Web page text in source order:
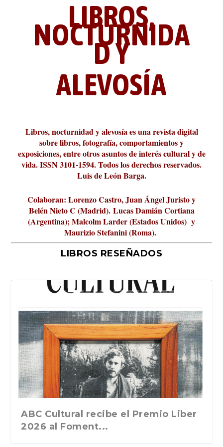
Revista Cultural Turia, númer...
10.000 pasos al día? Lo que d...
paisajística del mar de Sicil...
París
metafísicos de la novela ne...
LIBROS,
NOCTURNIDA
D Y
ALEVOSÍA
Libros, nocturnidad y alevosía es una revista digital
sobre libros, fotografía, comportamientos y
exposiciones, entre otros asuntos de interés cultural y de
vida. ISSN 3101-1594. Todos los derechos reservados.
Luis de León Barga.
Colaboran: Lorenzo Castro, Juan Ángel Juristo y
Belén Nieto C (Madrid). Lucas Damián Cortiana
(Argentina); Malcolm Larder (Estados Unidos) y
Maurizio Stefanini (Roma).
LIBROS RESEÑADOS
La verdadera odisea del espacio en
el 2026 ocurre ...
ABC Cultural recibe el Premio Liber
2026 al Foment...
La cultura de la transgresión.
Revista Cultural Tu...